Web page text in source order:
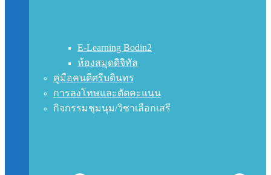
E-Learning Bodin2
ห้องสมุดดิจิทัล
คู่มือคนดีศรีบดินทร
การลงโทษและตัดคะแนน
กิจกรรมชุมนุม/วิชาเลือกเสรี